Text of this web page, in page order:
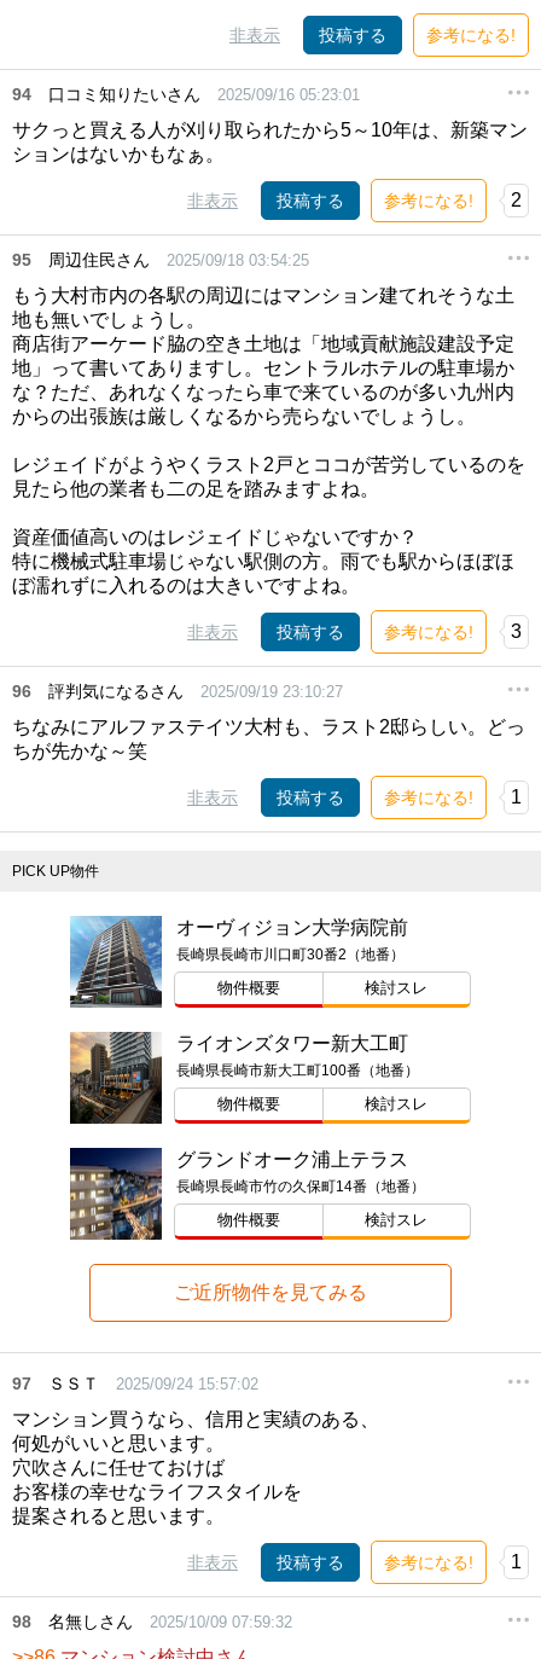
非表示 投稿する 参考になる!
94 口コミ知りたいさん 2025/09/16 05:23:01
サクっと買える人が刈り取られたから5～10年は、新築マン
ションはないかもなぁ。
非表示 投稿する 参考になる! 2
95 周辺住民さん 2025/09/18 03:54:25
もう大村市内の各駅の周辺にはマンション建てれそうな土
地も無いでしょうし。
商店街アーケード脇の空き土地は「地域貢献施設建設予定
地」って書いてありますし。セントラルホテルの駐車場か
な？ただ、あれなくなったら車で来ているのが多い九州内
からの出張族は厳しくなるから売らないでしょうし。
レジェイドがようやくラスト2戸とココが苦労しているのを
見たら他の業者も二の足を踏みますよね。
資産価値高いのはレジェイドじゃないですか？
特に機械式駐車場じゃない駅側の方。雨でも駅からほぼほ
ぼ濡れずに入れるのは大きいですよね。
非表示 投稿する 参考になる! 3
96 評判気になるさん 2025/09/19 23:10:27
ちなみにアルファステイツ大村も、ラスト2邸らしい。どっ
ちが先かな～笑
非表示 投稿する 参考になる! 1
PICK UP物件
オーヴィジョン大学病院前
長崎県長崎市川口町30番2（地番）
物件概要 検討スレ
ライオンズタワー新大工町
長崎県長崎市新大工町100番（地番）
物件概要 検討スレ
グランドオーク浦上テラス
長崎県長崎市竹の久保町14番（地番）
物件概要 検討スレ
ご近所物件を見てみる
97 ＳＳＴ 2025/09/24 15:57:02
マンション買うなら、信用と実績のある、
何処がいいと思います。
穴吹さんに任せておけば
お客様の幸せなライフスタイルを
提案されると思います。
非表示 投稿する 参考になる! 1
98 名無しさん 2025/10/09 07:59:32